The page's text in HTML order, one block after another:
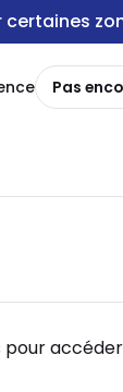
certaines
Pas